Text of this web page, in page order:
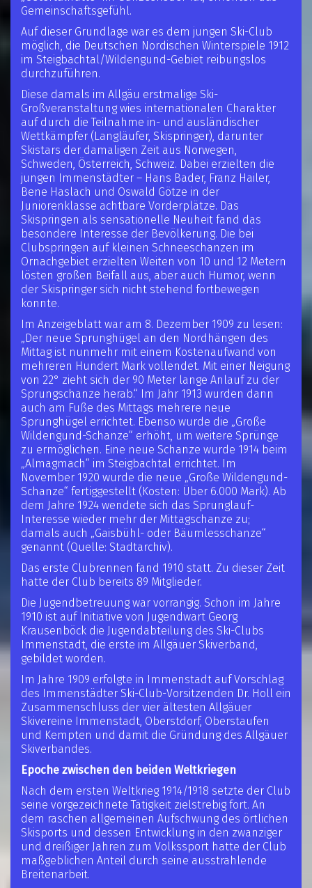
Gemeinschaftsgefühl.
Auf dieser Grundlage war es dem jungen Ski-Club
möglich, die Deutschen Nordischen Winterspiele 1912
im Steigbachtal/Wildengund-Gebiet reibungslos
durchzuführen.
Diese damals im Allgäu erstmalige Ski-
Großveranstaltung wies internationalen Charakter
auf durch die Teilnahme in- und ausländischer
Wettkämpfer (Langläufer, Skispringer), darunter
Skistars der damaligen Zeit aus Norwegen,
Schweden, Österreich, Schweiz. Dabei erzielten die
jungen Immenstädter – Hans Bader, Franz Hailer,
Bene Haslach und Oswald Götze in der
Juniorenklasse achtbare Vorderplätze. Das
Skispringen als sensationelle Neuheit fand das
besondere Interesse der Bevölkerung. Die bei
Clubspringen auf kleinen Schneeschanzen im
Ornachgebiet erzielten Weiten von 10 und 12 Metern
lösten großen Beifall aus, aber auch Humor, wenn
der Skispringer sich nicht stehend fortbewegen
konnte.
Im Anzeigeblatt war am 8. Dezember 1909 zu lesen:
„Der neue Sprunghügel an den Nordhängen des
Mittag ist nunmehr mit einem Kostenaufwand von
mehreren Hundert Mark vollendet. Mit einer Neigung
von 22° zieht sich der 90 Meter lange Anlauf zu der
Sprungschanze herab.“ Im Jahr 1913 wurden dann
auch am Fuße des Mittags mehrere neue
Sprunghügel errichtet. Ebenso wurde die „Große
Wildengund-Schanze“ erhöht, um weitere Sprünge
zu ermöglichen. Eine neue Schanze wurde 1914 beim
„Almagmach“ im Steigbachtal errichtet. Im
November 1920 wurde die neue „Große Wildengund-
Schanze“ fertiggestellt (Kosten: Über 6.000 Mark). Ab
dem Jahre 1924 wendete sich das Sprunglauf-
Interesse wieder mehr der Mittagschanze zu;
damals auch „Gaisbühl- oder Bäumlesschanze“
genannt (Quelle: Stadtarchiv).
Das erste Clubrennen fand 1910 statt. Zu dieser Zeit
hatte der Club bereits 89 Mitglieder.
Die Jugendbetreuung war vorrangig. Schon im Jahre
1910 ist auf Initiative von Jugendwart Georg
Krausenböck die Jugendabteilung des Ski-Clubs
Immenstadt, die erste im Allgäuer Skiverband,
gebildet worden.
Im Jahre 1909 erfolgte in Immenstadt auf Vorschlag
des Immenstädter Ski-Club-Vorsitzenden Dr. Holl ein
Zusammenschluss der vier ältesten Allgäuer
Skivereine Immenstadt, Oberstdorf, Oberstaufen
und Kempten und damit die Gründung des Allgäuer
Skiverbandes.
Epoche zwischen den beiden Weltkriegen
Nach dem ersten Weltkrieg 1914/1918 setzte der Club
seine vorgezeichnete Tätigkeit zielstrebig fort. An
dem raschen allgemeinen Aufschwung des örtlichen
Skisports und dessen Entwicklung in den zwanziger
und dreißiger Jahren zum Volkssport hatte der Club
maßgeblichen Anteil durch seine ausstrahlende
Breitenarbeit.